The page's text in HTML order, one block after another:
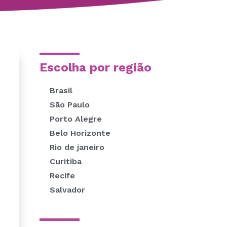
Escolha por região
Brasil
São Paulo
Porto Alegre
Belo Horizonte
Rio de janeiro
Curitiba
Recife
Salvador